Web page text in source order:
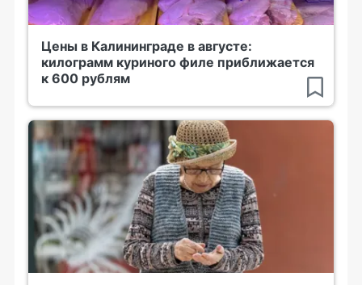
Цены в Калининграде в августе:
килограмм куриного филе приближается
к 600 рублям